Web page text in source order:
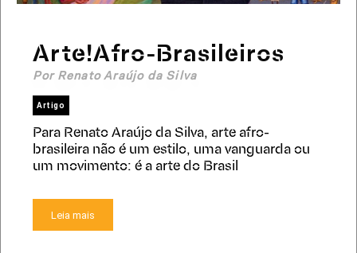
Arte!Afro-Brasileiros
Por Renato Araújo da Silva
Artigo
Para Renato Araújo da Silva, arte afro-
brasileira não é um estilo, uma vanguarda ou
um movimento: é a arte do Brasil
Leia mais